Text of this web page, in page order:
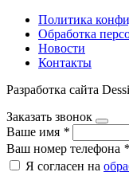
Политика
Обработка
Новости
Контакты
Разработка сайта
Заказать звонок
Ваше имя *
Ваш номер телефона *
Я согласен на